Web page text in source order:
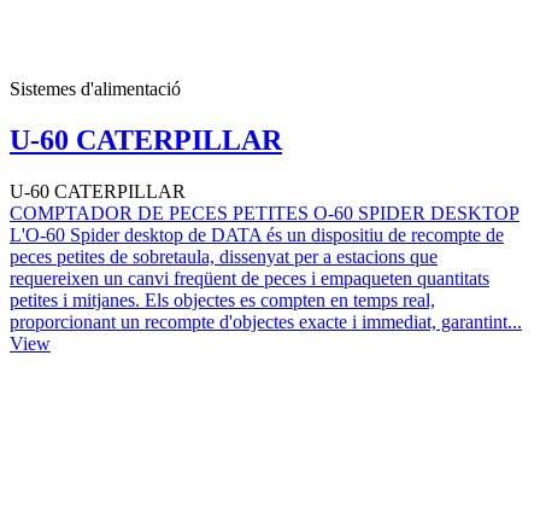
Sistemes d'alimentació
U-60 CATERPILLAR
U-60 CATERPILLAR
COMPTADOR DE PECES PETITES O-60 SPIDER DESKTOP
L'O-60 Spider desktop de DATA és un dispositiu de recompte de
peces petites de sobretaula, dissenyat per a estacions que
requereixen un canvi freqüent de peces i empaqueten quantitats
petites i mitjanes. Els objectes es compten en temps real,
proporcionant un recompte d'objectes exacte i immediat, garantint...
View